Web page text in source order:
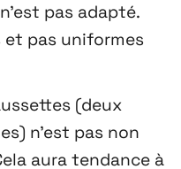
pas adapté.
pas uniformes
(deux
n’est pas non
aura tendance à